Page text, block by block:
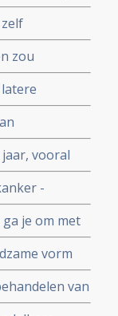
zou
het niet
studie
vooral
met
-
dat zich
je om met
kanker.
vorm
van